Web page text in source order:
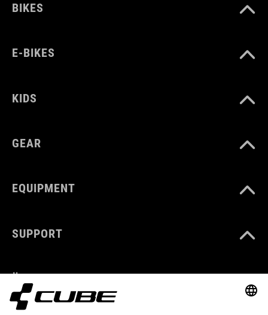
BIKES
E-BIKES
KIDS
GEAR
EQUIPMENT
SUPPORT
ÜBER UNS